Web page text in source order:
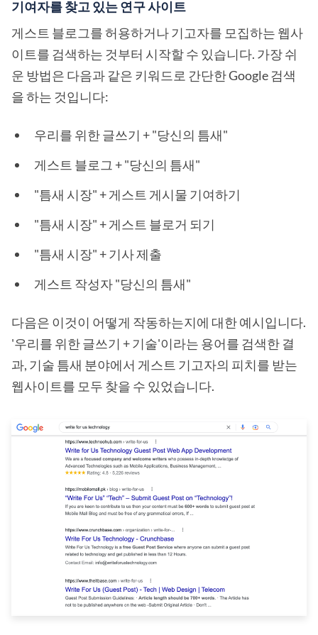
기여자를 찾고 있는 연구 사이트
게스트 블로그를 허용하거나 기고자를 모집하는 웹사
이트를 검색하는 것부터 시작할 수 있습니다. 가장 쉬
운 방법은 다음과 같은 키워드로 간단한 Google 검색
을 하는 것입니다:
우리를 위한 글쓰기 + "당신의 틈새"
게스트 블로그 + "당신의 틈새"
"틈새 시장" + 게스트 게시물 기여하기
"틈새 시장" + 게스트 블로거 되기
"틈새 시장" + 기사 제출
게스트 작성자 "당신의 틈새"
다음은 이것이 어떻게 작동하는지에 대한 예시입니다.
'우리를 위한 글쓰기 + 기술'이라는 용어를 검색한 결
과, 기술 틈새 분야에서 게스트 기고자의 피치를 받는
웹사이트를 모두 찾을 수 있었습니다.